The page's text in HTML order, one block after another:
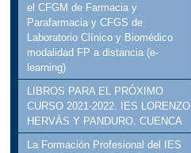
el CFGM de Farmacia y
Parafarmacia y CFGS de
Laboratorio Clínico y Biomédico
modalidad FP a distancia (e-
learning)
LIBROS PARA EL PRÓXIMO
CURSO 2021-2022. IES LORENZO
HERVÁS Y PANDURO. CUENCA
La Formación Profesional del IES